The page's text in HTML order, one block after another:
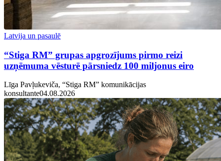
Latvija un pasaulē
“Stiga RM” grupas apgrozījums pirmo reizi
uzņēmuma vēsturē pārsniedz 100 miljonus eiro
Līga Pavļukeviča, “Stiga RM” komunikācijas
konsultante04.08.2026